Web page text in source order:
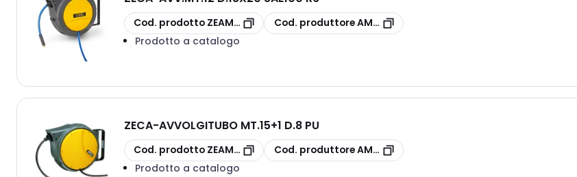
copia
Cod. prodotto ZEAM86/13 NBR
copia
Cod. produttoreAM86/13 NBR
Prodotto a catalogo
ZECA-AVVOLGITUBO MT.15+1 D.8 PU
copia
Cod. prodotto ZEAM85/8 copia
Cod. produttoreAM85/8
Prodotto a catalogo